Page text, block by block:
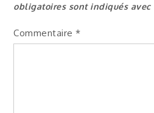
obligatoires sont indiqués avec
Commentaire*